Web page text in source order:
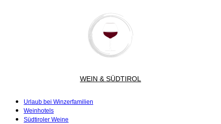
WEIN & SÜDTIROL
Urlaub bei Winzerfamilien
Weinhotels
Südtiroler Weine